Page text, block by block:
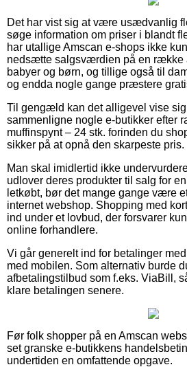
Det har vist sig at være usædvanlig
søge information om priser i blandt
har utallige Amscan e-shops ikke
nedsætte salgsværdien på en række
babyer og børn, og tillige også til
og endda nogle gange præstere
Til gengæld kan det alligevel vise
sammenligne nogle e-butikker efter
muffinspynt – 24 stk. forinden du
sikker på at opnå den skarpeste pris.
Man skal imidlertid ikke
udlover deres produkter til salg for
letkøbt, bør det mange gange være
internet webshop. Shopping med
ind under et lovbud, der forsvarer
online forhandlere.
Vi går generelt ind for betalinger
med mobilen. Som alternativ burde
afbetalingstilbud som f.eks. ViaBill,
klare betalingen senere.
Før folk shopper på en Amscan
set granske e-butikkens
undertiden en omfattende opgave.